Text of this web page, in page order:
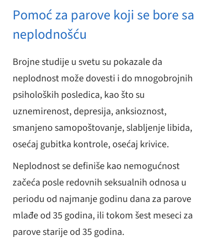
Pomoć za parove koji se bore sa
neplodnošću
Brojne studije u svetu su pokazale da
neplodnost može dovesti i do mnogobrojnih
psiholoških posledica, kao što su
uznemirenost, depresija, anksioznost,
smanjeno samopoštovanje, slabljenje libida,
osećaj gubitka kontrole, osećaj krivice.
Neplodnost se definiše kao nemogućnost
začeća posle redovnih seksualnih odnosa u
periodu od najmanje godinu dana za parove
mlađe od 35 godina, ili tokom šest meseci za
parove starije od 35 godina.